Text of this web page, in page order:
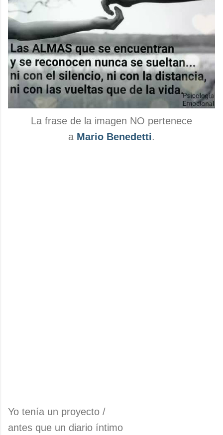
La frase de la imagen NO pertenece
a Mario Benedetti.
Yo tenía un proyecto /
antes que un diario íntimo